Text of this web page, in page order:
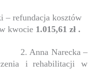
– refundacja kosztów
kwocie 1.015,61 zł .
–
i rehabilitacji w